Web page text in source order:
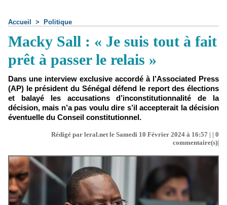
Accueil > Politique
Macky Sall : « Je suis tout à fait
prêt à passer le relais »
Dans une interview exclusive accordé à l’Associated Press
(AP) le président du Sénégal défend le report des élections
et balayé les accusations d’inconstitutionnalité de la
décision, mais n’a pas voulu dire s’il accepterait la décision
éventuelle du Conseil constitutionnel.
Rédigé par leral.net le Samedi 10 Février 2024 à 16:57 | | 0
commentaire(s)|